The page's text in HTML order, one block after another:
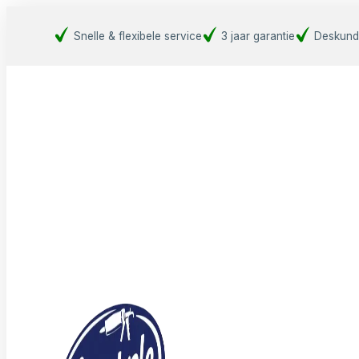
Snelle & flexibele service 3 jaar garantie